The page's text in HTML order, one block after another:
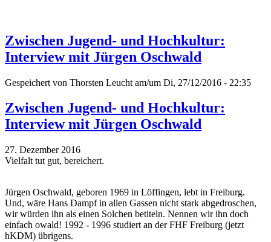
Zwischen Jugend- und Hochkultur:
Interview mit Jürgen Oschwald
Gespeichert von Thorsten Leucht am/um Di, 27/12/2016 - 22:35
Zwischen Jugend- und Hochkultur:
Interview mit Jürgen Oschwald
27. Dezember 2016
Vielfalt tut gut, bereichert.
Jürgen Oschwald, geboren 1969 in Löffingen, lebt in Freiburg.
Und, wäre Hans Dampf in allen Gassen nicht stark abgedroschen,
wir würden ihn als einen Solchen betiteln. Nennen wir ihn doch
einfach owald! 1992 - 1996 studiert an der FHF Freiburg (jetzt
hKDM) übrigens.